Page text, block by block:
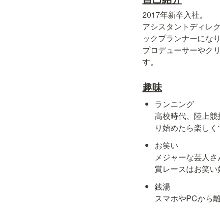
2017年新卒入社。
アシスタントディレ
ックプランナーにな
プロデューサーやク
す。
趣味
ランニング
高校時代、陸上
り始めたら楽し
お笑い
メジャーな芸人
賞レースはお笑
銭湯
スマホやPCから